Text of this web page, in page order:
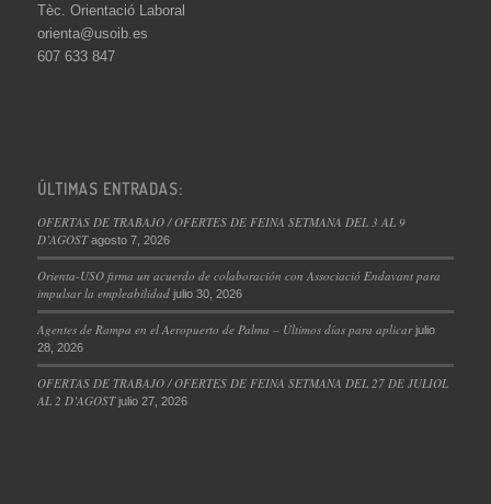
Tèc. Orientació Laboral
orienta@usoib.es
607 633 847
ÚLTIMAS ENTRADAS:
OFERTAS DE TRABAJO / OFERTES DE FEINA SETMANA DEL 3 AL 9
D’AGOST agosto 7, 2026
Orienta-USO firma un acuerdo de colaboración con Associació Endavant para
impulsar la empleabilidad julio 30, 2026
Agentes de Rampa en el Aeropuerto de Palma – Últimos días para aplicar julio
28, 2026
OFERTAS DE TRABAJO / OFERTES DE FEINA SETMANA DEL 27 DE JULIOL
AL 2 D’AGOST julio 27, 2026